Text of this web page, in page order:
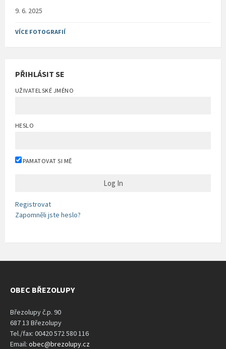
9. 6. 2025
VÍCE FOTOGRAFIÍ
PŘIHLÁSIT SE
UŽIVATELSKÉ JMÉNO
HESLO
PAMATOVAT SI MĚ
Registrovat
Zapomněli jste heslo?
OBEC BŘEZOLUPY
Březolupy č.p. 90
687 13 Březolupy
Tel./fax: 00420 572 580 116
Email: obec@brezolupy.cz